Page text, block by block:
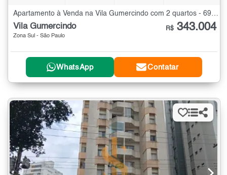
Apartamento à Venda na Vila Gumercindo com 2 quartos - 69 m²
Vila Gumercindo
Zona Sul - São Paulo
R$ 343.004
WhatsApp Contatar